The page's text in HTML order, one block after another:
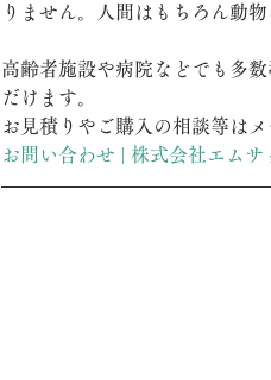
りません。人間はもちろん動
高齢者施設や病院などでも多
だけます。
お見積りやご購入の相談等は
お問い合わせ | 株式会社エム